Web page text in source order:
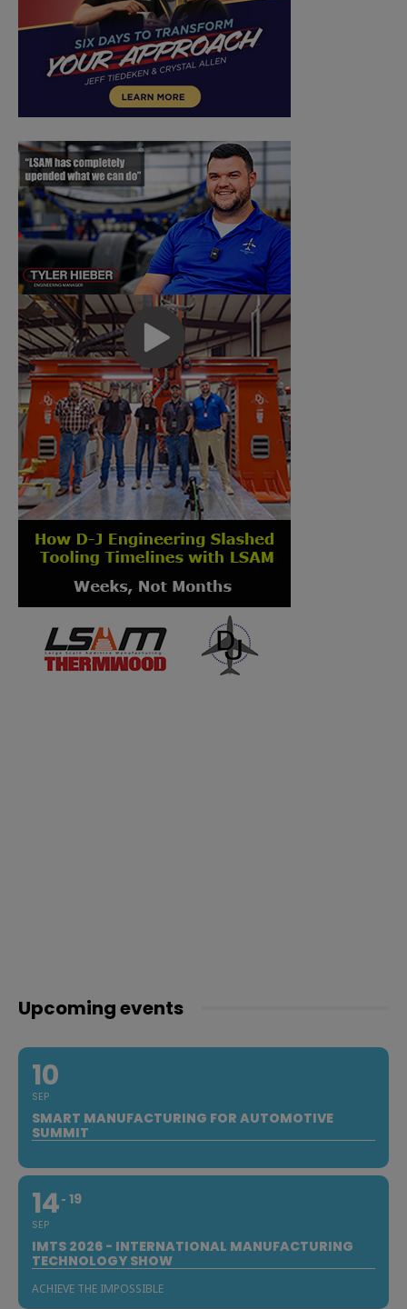
Upcoming events
10
SEP
SMART MANUFACTURING FOR AUTOMOTIVE
SUMMIT
14
SEP
19
IMTS 2026 - INTERNATIONAL MANUFACTURING
TECHNOLOGY SHOW
ACHIEVE THE IMPOSSIBLE